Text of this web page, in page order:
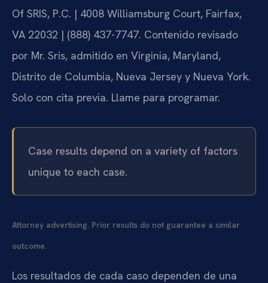
Of SRIS, P.C. | 4008 Williamsburg Court, Fairfax,
VA 22032 | (888) 437-7747. Contenido revisado
por Mr. Sris, admitido en Virginia, Maryland,
Distrito de Columbia, Nueva Jersey y Nueva York.
Solo con cita previa. Llame para programar.
Case results depend on a variety of factors
unique to each case.
Attorney advertising. Prior results do not guarantee a similar
outcome.
Los resultados de cada caso dependen de una